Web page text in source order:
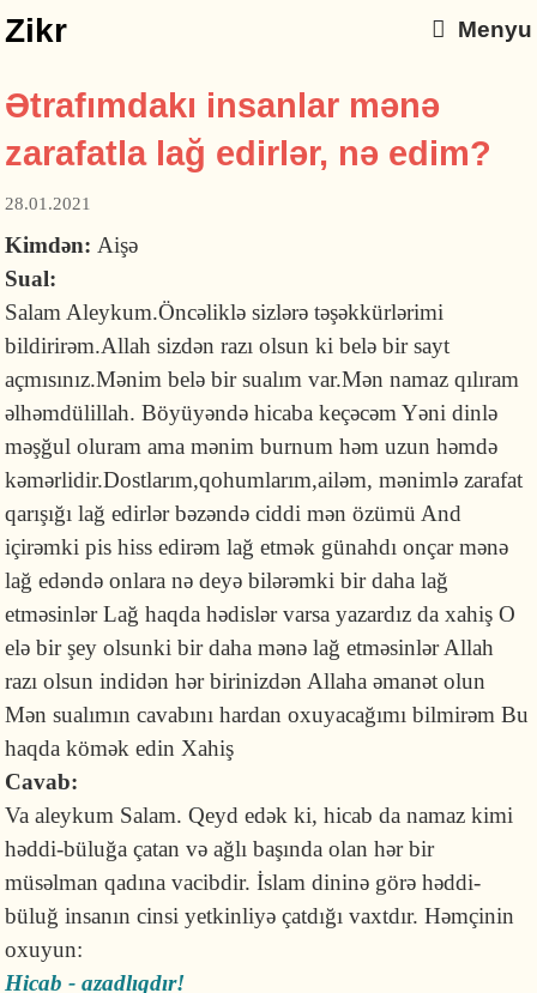
Zikr Menyu
Ətrafımdakı insanlar mənə
zarafatla lağ edirlər, nə edim?
28.01.2021
Kimdən: Aişə
Sual:
Salam Aleykum.Öncəliklə sizlərə təşəkkürlərimi
bildirirəm.Allah sizdən razı olsun ki belə bir sayt
açmısınız.Mənim belə bir sualım var.Mən namaz qılıram
əlhəmdülillah. Böyüyəndə hicaba keçəcəm Yəni dinlə
məşğul oluram ama mənim burnum həm uzun həmdə
kəmərlidir.Dostlarım,qohumlarım,ailəm, mənimlə zarafat
qarışığı lağ edirlər bəzəndə ciddi mən özümü And
içirəmki pis hiss edirəm lağ etmək günahdı onçar mənə
lağ edəndə onlara nə deyə bilərəmki bir daha lağ
etməsinlər Lağ haqda hədislər varsa yazardız da xahiş O
elə bir şey olsunki bir daha mənə lağ etməsinlər Allah
razı olsun indidən hər birinizdən Allaha əmanət olun
Mən sualımın cavabını hardan oxuyacağımı bilmirəm Bu
haqda kömək edin Xahiş
Cavab:
Va aleykum Salam. Qeyd edək ki, hicab da namaz kimi
həddi-büluğa çatan və ağlı başında olan hər bir
müsəlman qadına vacibdir. İslam dininə görə həddi-
büluğ insanın cinsi yetkinliyə çatdığı vaxtdır. Həmçinin
oxuyun:
Hicab - azadlıqdır!